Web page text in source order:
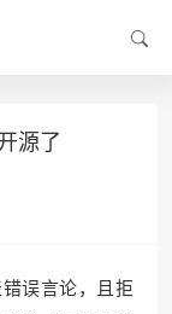
源了
误言论，且拒